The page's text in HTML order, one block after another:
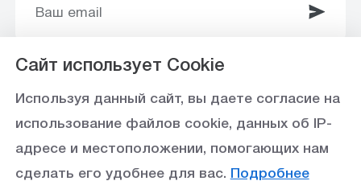
Ставропольское отделение №5230 ПАО Сбербанк,
БИК 040702615
Сайт использует Cookie
Используя данный сайт, вы даете согласие на
использование файлов cookie, данных об IP-
адресе и местоположении, помогающих нам
сделать его удобнее для вас. Подробнее